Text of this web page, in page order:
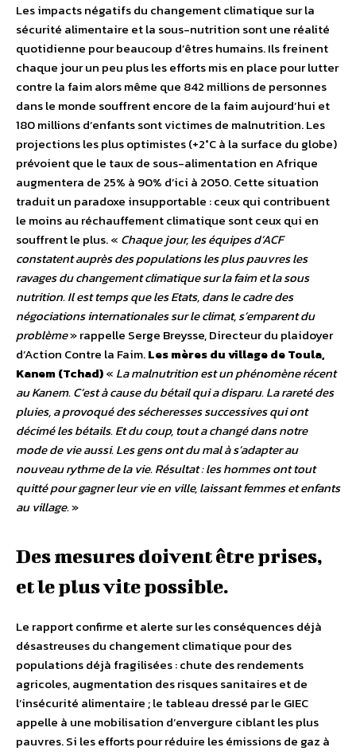
Les impacts négatifs du changement climatique sur la
sécurité alimentaire et la sous-nutrition sont une réalité
quotidienne pour beaucoup d’êtres humains. Ils freinent
chaque jour un peu plus les efforts mis en place pour lutter
contre la faim alors même que 842 millions de personnes
dans le monde souffrent encore de la faim aujourd’hui et
180 millions d’enfants sont victimes de malnutrition. Les
projections les plus optimistes (+2°C à la surface du globe)
prévoient que le taux de sous-alimentation en Afrique
augmentera de 25% à 90% d’ici à 2050. Cette situation
traduit un paradoxe insupportable : ceux qui contribuent
le moins au réchauffement climatique sont ceux qui en
souffrent le plus. « Chaque jour, les équipes d’ACF
constatent auprès des populations les plus pauvres les
ravages du changement climatique sur la faim et la sous
nutrition. Il est temps que les Etats, dans le cadre des
négociations internationales sur le climat, s’emparent du
problème» rappelle Serge Breysse, Directeur du plaidoyer
d’Action Contre la Faim.Les mères du village de Toula,
Kanem (Tchad)« La malnutrition est un phénomène récent
au Kanem. C’est à cause du bétail qui a disparu. La rareté des
pluies, a provoqué des sécheresses successives qui ont
décimé les bétails. Et du coup, tout a changé dans notre
mode de vie aussi. Les gens ont du mal à s’adapter au
nouveau rythme de la vie. Résultat : les hommes ont tout
quitté pour gagner leur vie en ville, laissant femmes et enfants
au village.»
Des mesures doivent être prises,
et le plus vite possible.
Le rapport confirme et alerte sur les conséquences déjà
désastreuses du changement climatique pour des
populations déjà fragilisées : chute des rendements
agricoles, augmentation des risques sanitaires et de
l’insécurité alimentaire ; le tableau dressé par le GIEC
appelle à une mobilisation d’envergure ciblant les plus
pauvres. Si les efforts pour réduire les émissions de gaz à